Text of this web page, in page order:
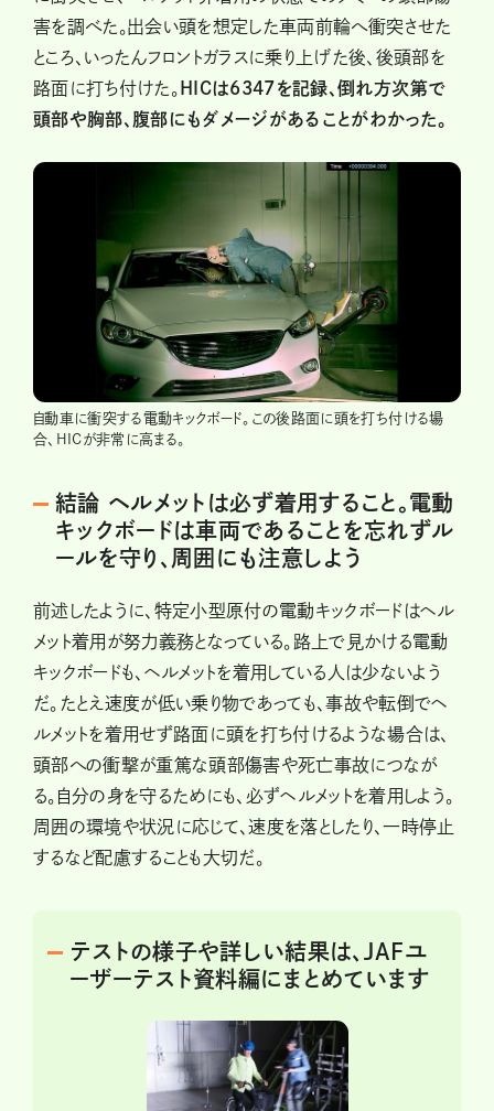
害を調べた。出会い頭を想定した車両前輪へ衝突させた
ところ、いったんフロントガラスに乗り上げた後、後頭部を
路面に打ち付けた。 HICは6347を記録、倒れ方次第で
頭部や胸部、腹部にもダメージがあることがわかった。
自動車に衝突する電動キックボード。この後路面に頭を打ち付ける場
合、HICが非常に高まる。
結論 ヘルメットは必ず着用すること。電動
キックボードは車両であることを忘れずル
ールを守り、周囲にも注意しよう
前述したように、特定小型原付の電動キックボードはヘル
メット着用が努力義務となっている。路上で見かける電動
キックボードも、ヘルメットを着用している人は少ないよう
だ。たとえ速度が低い乗り物であっても、事故や転倒でヘ
ルメットを着用せず路面に頭を打ち付けるような場合は、
頭部への衝撃が重篤な頭部傷害や死亡事故につなが
る。自分の身を守るためにも、必ずヘルメットを着用しよう。
周囲の環境や状況に応じて、速度を落としたり、一時停止
するなど配慮することも大切だ。
テストの様子や詳しい結果は、JAFユ
ーザーテスト資料編にまとめています